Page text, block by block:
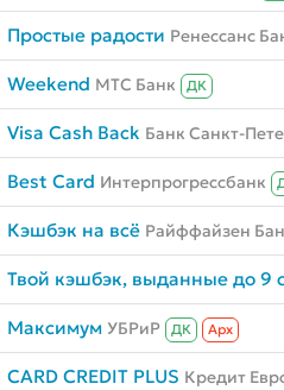
Простые радости Ренессанс
Weekend МТС Банк ДК
Visa Cash Back Банк Санкт-
Best Card Интерпрогрессбанк
Кэшбэк на всё Райффайзен
Твой кэшбэк, выданные до 9
Максимум УБРиР ДК Aрх
CARD CREDIT PLUS Кредит